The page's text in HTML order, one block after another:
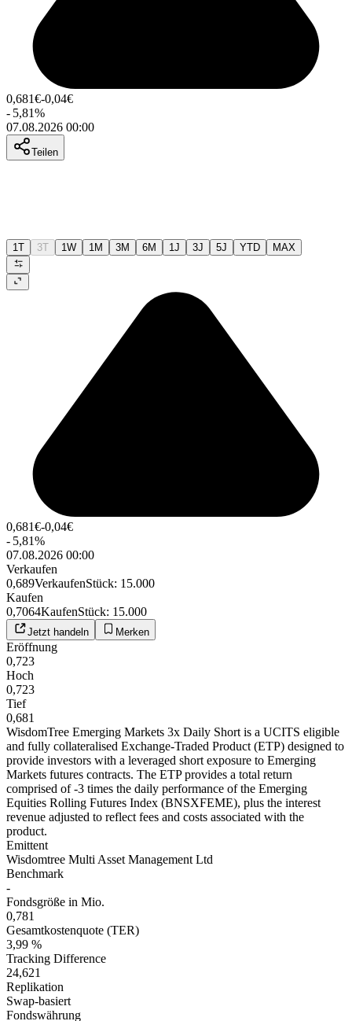
0,681€-0,04€
- 5,81%
07.08.2026 00:00
Teilen
1T 3T 1W 1M 3M 6M 1J 3J 5J YTD MAX
0,681€-0,04€
- 5,81%
07.08.2026 00:00
Verkaufen
0,689VerkaufenStück: 15.000
Kaufen
0,7064KaufenStück: 15.000
Jetzt handeln Merken
Eröffnung
0,723
Hoch
0,723
Tief
0,681
WisdomTree Emerging Markets 3x Daily Short is a UCITS eligible
and fully collateralised Exchange-Traded Product (ETP) designed to
provide investors with a leveraged short exposure to Emerging
Markets futures contracts. The ETP provides a total return
comprised of -3 times the daily performance of the Emerging
Equities Rolling Futures Index (BNSXFEME), plus the interest
revenue adjusted to reflect fees and costs associated with the
product.
Emittent
Wisdomtree Multi Asset Management Ltd
Benchmark
-
Fondsgröße in Mio.
0,781
Gesamtkostenquote (TER)
3,99 %
Tracking Difference
24,621
Replikation
Swap-basiert
Fondswährung